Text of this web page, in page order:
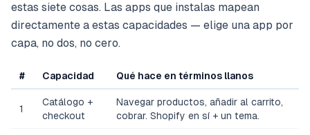
estas siete cosas. Las apps que instalas mapean
directamente a estas capacidades — elige una app por
capa, no dos, no cero.
# Capacidad Qué hace en términos llanos
1
Catálogo +
checkout
Navegar productos, añadir al carrito,
cobrar. Shopify en sí + un tema.